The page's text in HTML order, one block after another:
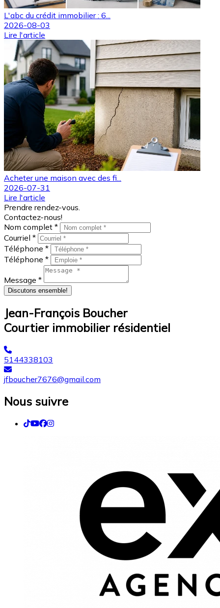
L'abc du crédit immobilier : 6...
2026-08-03
Lire l'article
Acheter une maison avec des fi...
2026-07-31
Lire l'article
Prendre rendez-vous.
Contactez-nous!
Nom complet *
Courriel *
Téléphone *
Téléphone *
Message *
Discutons ensemble!
Jean-François Boucher
Courtier immobilier résidentiel
5144338103
jfboucher7676@gmail.com
Nous suivre